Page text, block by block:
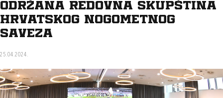
Održana redovna Skupština
Hrvatskog nogometnog
saveza
25.04.2024.